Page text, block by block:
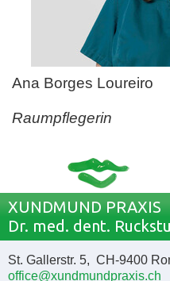
Ana Borges Loureiro
Raumpflegerin
XUNDMUND PRAXIS
Dr. med. dent.
St. Gallerstr. 5, CH-9400
office@xundmundpraxis.ch